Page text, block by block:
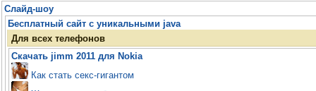
Слайд-шоу
Бесплатный сайт с уникальными java
Для всех телефонов
Скачать jimm 2011 для Nokia
Как стать секс-гигантом